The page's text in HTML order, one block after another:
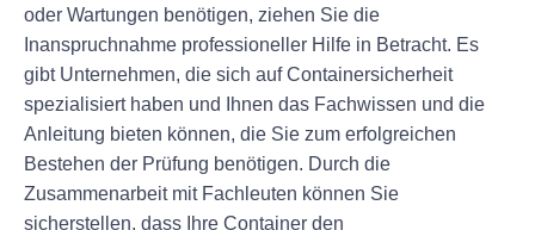
oder Wartungen benötigen, ziehen Sie die
Inanspruchnahme professioneller Hilfe in Betracht. Es
gibt Unternehmen, die sich auf Containersicherheit
spezialisiert haben und Ihnen das Fachwissen und die
Anleitung bieten können, die Sie zum erfolgreichen
Bestehen der Prüfung benötigen. Durch die
Zusammenarbeit mit Fachleuten können Sie
sicherstellen, dass Ihre Container den